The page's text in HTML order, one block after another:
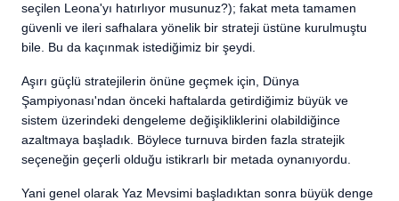
seçilen Leona'yı hatırlıyor musunuz?); fakat meta tamamen
güvenli ve ileri safhalara yönelik bir strateji üstüne kurulmuştu
bile. Bu da kaçınmak istediğimiz bir şeydi.
Aşırı güçlü stratejilerin önüne geçmek için, Dünya
Şampiyonası'ndan önceki haftalarda getirdiğimiz büyük ve
sistem üzerindeki dengeleme değişikliklerini olabildiğince
azaltmaya başladık. Böylece turnuva birden fazla stratejik
seçeneğin geçerli olduğu istikrarlı bir metada oynanıyordu.
Yani genel olarak Yaz Mevsimi başladıktan sonra büyük denge